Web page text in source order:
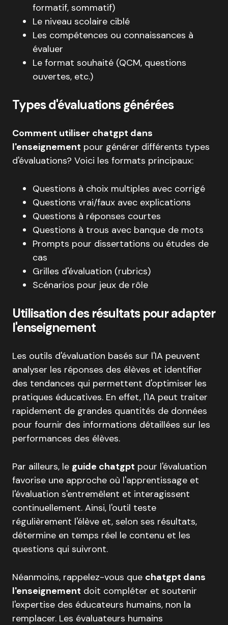
formatif, sommatif)
Le niveau scolaire ciblé
Les compétences ou connaissances à
évaluer
Le format souhaité (QCM, questions
ouvertes, etc.)
Types d'évaluations générées
Comment utiliser chatgpt dans
l'enseignement pour générer différents types
d'évaluations? Voici les formats principaux:
Questions à choix multiples avec corrigé
Questions vrai/faux avec explications
Questions à réponses courtes
Questions à trous avec banque de mots
Prompts pour dissertations ou études de
cas
Grilles d'évaluation (rubrics)
Scénarios pour jeux de rôle
Utilisation des résultats pour adapter
l'enseignement
Les outils d'évaluation basés sur l'IA peuvent
analyser les réponses des élèves et identifier
des tendances qui permettent d'optimiser les
pratiques éducatives. En effet, l'IA peut traiter
rapidement de grandes quantités de données
pour fournir des informations détaillées sur les
performances des élèves.
Par ailleurs, le guide chatgpt pour l'évaluation
favorise une approche où l'apprentissage et
l'évaluation s'entremêlent et interagissent
continuellement. Ainsi, l'outil teste
régulièrement l'élève et, selon ses résultats,
détermine en temps réel le contenu et les
questions qui suivront.
Néanmoins, rappelez-vous que chatgpt dans
l'enseignement doit compléter et soutenir
l'expertise des éducateurs humains, non la
remplacer. Les évaluateurs humains